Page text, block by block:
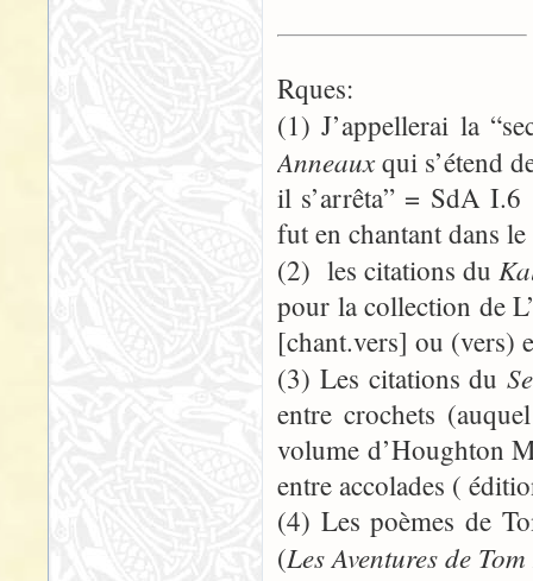
Rques:
(1) J’appellerai la
Anneauxqui s’étend
il s’arrêta” = SdA
fut en chantant dans
(2) les citations du
pour la collection de
[chant.vers] ou (vers)
(3) Les citations du
entre crochets
volume d’Houghton
entre accolades (
(4) Les poèmes de
(Les Aventures de